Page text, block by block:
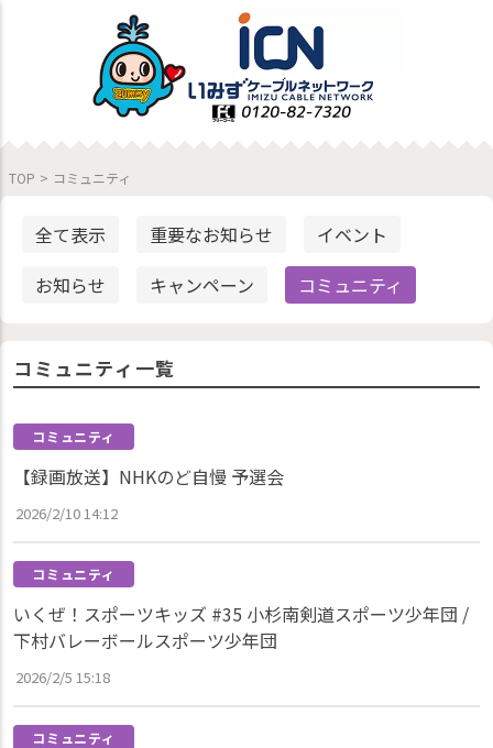
TOP > コミュニティ
全て表示 重要なお知らせ
イベント
お知らせ
キャンペーン コミュニティ
コミュニティ一覧
コミュニティ
【録画放送】NHKのど自慢 予選会
2026/2/10 14:12
コミュニティ
いくぜ！スポーツキッズ #35 小杉南剣道スポーツ少年団 /
下村バレーボールスポーツ少年団
2026/2/5 15:18
コミュニティ